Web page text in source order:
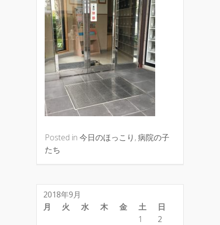
Posted in 今日のほっこり ,病院の子
たち
2018年9月
月
火 水 木 金 土 日
1
2